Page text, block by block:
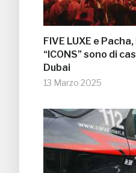
FIVE LUXE e Pacha,
“ICONS” sono di
Dubai
13 Marzo 2025